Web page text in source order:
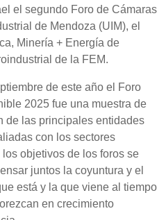
el segundo Foro de Cámaras
de Mendoza (UIM), el
Minería + Energía de
de la FEM.
de este año el Foro
2025 fue una muestra de
de las principales entidades
con los sectores
objetivos de los foros se
juntos la coyuntura y el
está y la que viene al tiempo
en crecimiento